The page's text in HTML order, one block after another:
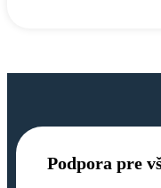
Podpora pre